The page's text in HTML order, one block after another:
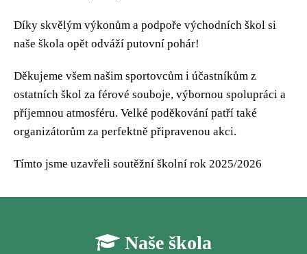
Díky skvělým výkonům a podpoře východních škol si
naše škola opět odváží putovní pohár!
Děkujeme všem našim sportovcům i účastníkům z
ostatních škol za férové souboje, výbornou spolupráci a
příjemnou atmosféru. Velké poděkování patří také
organizátorům za perfektně připravenou akci.
Tímto jsme uzavřeli soutěžní školní rok 2025/2026
Naše škola